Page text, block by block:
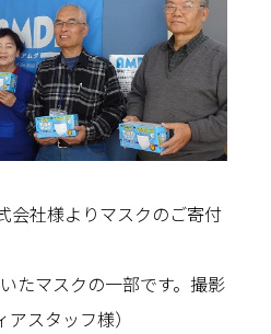
会社様よりマスクのご寄付
たマスクの一部です。撮影
スタッフ様）